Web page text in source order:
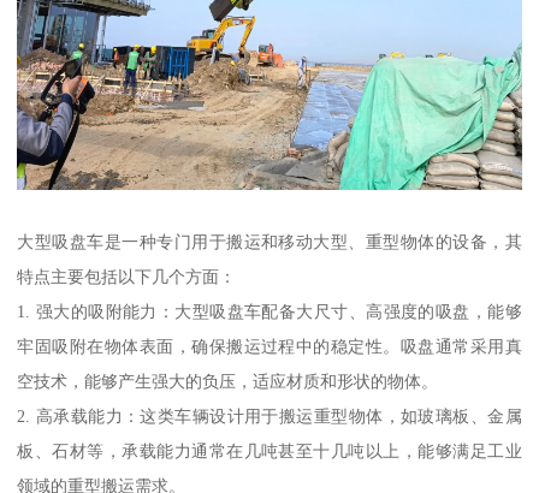
大型吸盘车是一种专门用于搬运和移动大型、重型物体的设备，其
特点主要包括以下几个方面：
1. 强大的吸附能力：大型吸盘车配备大尺寸、高强度的吸盘，能够
牢固吸附在物体表面，确保搬运过程中的稳定性。吸盘通常采用真
空技术，能够产生强大的负压，适应材质和形状的物体。
2. 高承载能力：这类车辆设计用于搬运重型物体，如玻璃板、金属
板、石材等，承载能力通常在几吨甚至十几吨以上，能够满足工业
领域的重型搬运需求。